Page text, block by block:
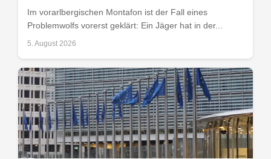
Im vorarlbergischen Montafon ist der Fall eines
Problemwolfs vorerst geklärt: Ein Jäger hat in der...
5. August 2026